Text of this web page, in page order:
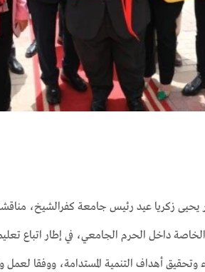
يحيى زكريا عيد رئيس جامعة كفرالشيخ،
الخاصة داخل الحرم الجامعي، في إطار اتباع
وتحقيق أهداف التنمية المستدامة، ووفقا لعمل